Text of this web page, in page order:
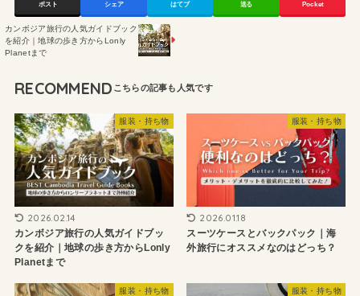
ポスト シェア はてブ 送る Pocket
カンボジア旅行の人気ガイドブック
を紹介｜地球の歩き方からLonly
Planetまで
RECOMMEND
服装・持ち物
2026.02.14
カンボジア旅行の人気ガイドブッ
クを紹介｜地球の歩き方からLonly
Planetまで
服装・持ち物
2026.01.18
スーツケースとバックパック｜海
外旅行にオススメなのはどっち？
服装・持ち物 服装・持ち物